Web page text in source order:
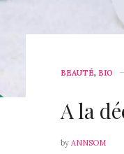
BEAUTÉ, BIO
A la
by ANNSOM